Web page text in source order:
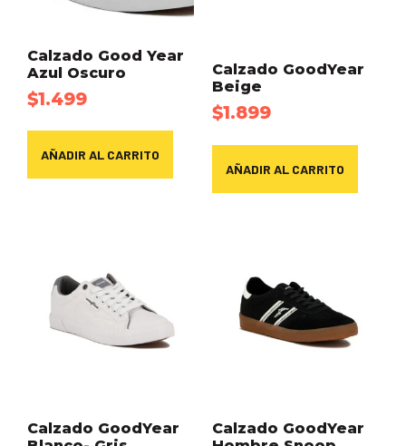
Calzado Good Year
Azul Oscuro
$1.499
AÑADIR AL CARRITO
Calzado GoodYear
Beige
$1.899
AÑADIR AL CARRITO
Calzado GoodYear
Calzado GoodYear